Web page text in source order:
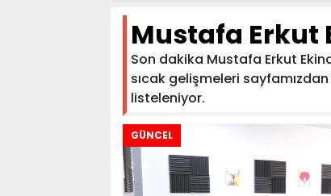
Mustafa Erkut
Son dakika Mustafa Erkut
sıcak gelişmeleri
listeleniyor.
GÜNCEL